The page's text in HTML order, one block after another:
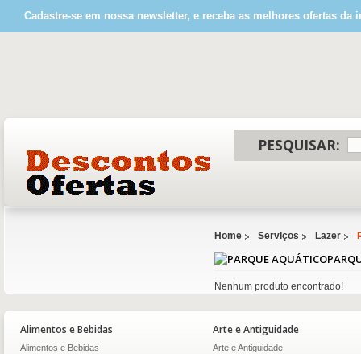
Cadastre-se em nossa newsletter, e receba as melhores ofertas da
PESQUISAR:
Home Serviços Lazer
Nenhum produto encontrado!
Alimentos e Bebidas
Alimentos e Bebidas
Arte e Antiguidade
Arte e Antiguidade